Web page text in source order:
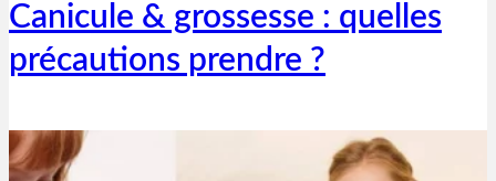
Canicule & grossesse : quelles
précautions prendre ?